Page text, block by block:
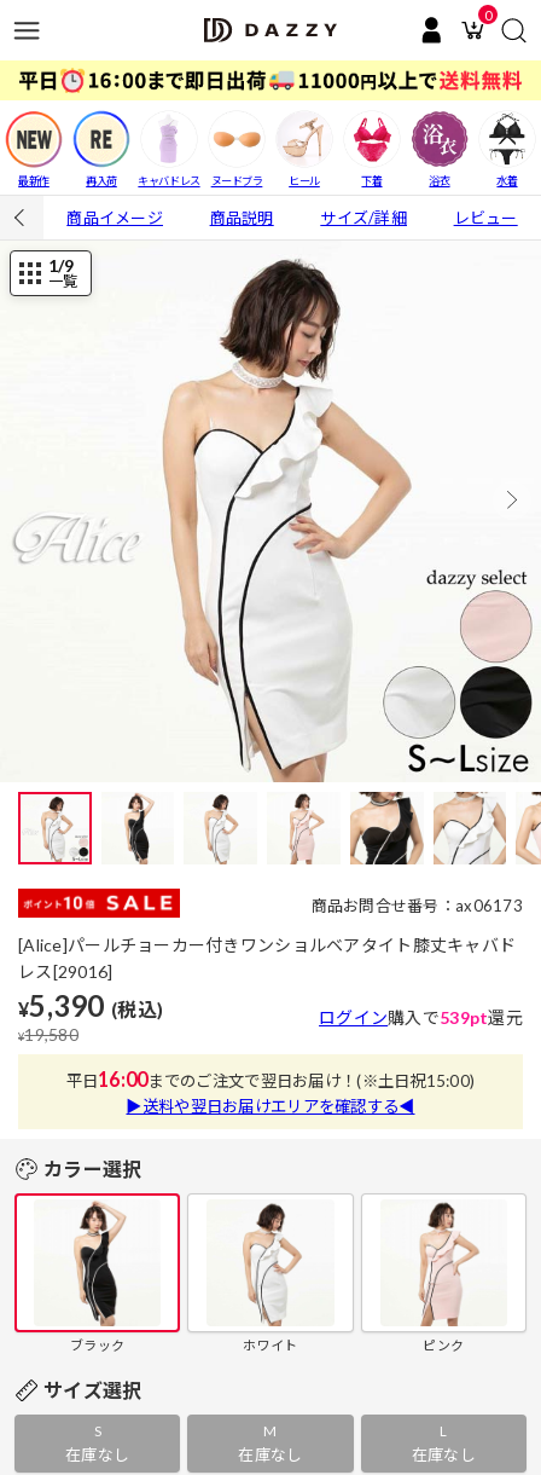
0
最新作 再入荷 キャバドレス ヌードブラ ヒール 下着 浴衣 水着
商品イメージ 商品説明 サイズ/詳細 レビュー
1/9
一覧
商品お問合せ番号：ax06173
[Alice]パールチョーカー付きワンショルベアタイト膝丈キャバド
レス[29016]
¥5,390 (税込)
¥19,580
ログイン購入で539pt還元
平日16:00までのご注文で翌日お届け！(※土日祝15:00)
▶送料や翌日お届けエリアを確認する◀
カラー選択
ブラック ホワイト ピンク
サイズ選択
S
在庫なし
M
在庫なし
L
在庫なし